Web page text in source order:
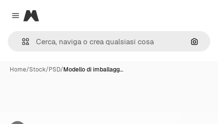
Close menu
Magnific
Cerca
Home/Stock/PSD/Modello di imballagg…